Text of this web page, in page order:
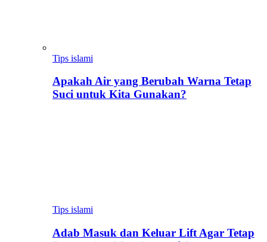
Tips islami
Apakah Air yang Berubah Warna Tetap
Suci untuk Kita Gunakan?
Tips islami
Adab Masuk dan Keluar Lift Agar Tetap